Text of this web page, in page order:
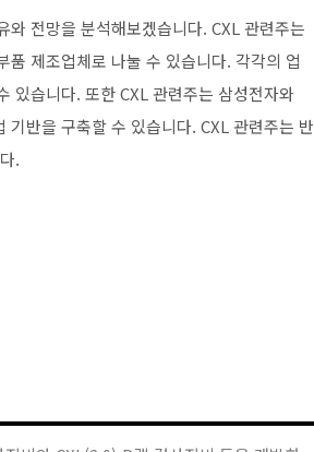
전망을 분석해보겠습니다. CXL 관련주는
품 제조업체로 나눌 수 있습니다. 각각의 업
있습니다. 또한 CXL 관련주는 삼성전자와
반을 구축할 수 있습니다. CXL 관련주는 반
.